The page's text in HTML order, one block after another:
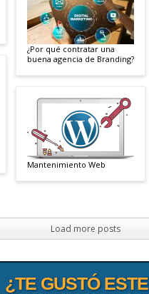
¿Por qué contratar una
buena agencia de Branding?
Mantenimiento Web
Load more posts
¿TE GUSTÓ